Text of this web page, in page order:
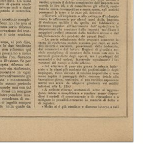
di scienza economica, finanza,
e degli interessi privati - A.27 (1900)
Bencini